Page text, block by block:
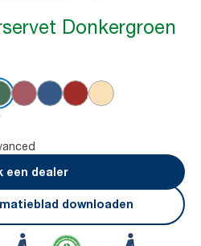
Donkergroen
een dealer
downloaden